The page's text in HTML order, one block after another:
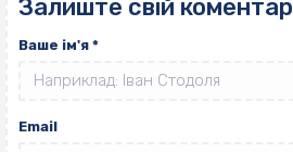
Залиште свій коментар
Ваше ім'я *
Email